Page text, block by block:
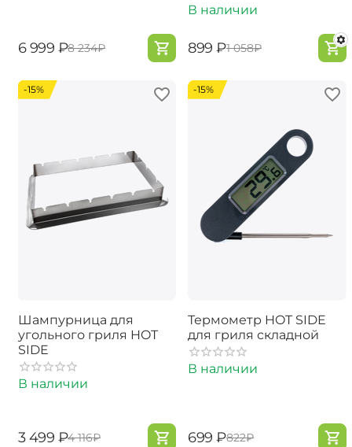
‍6 999‍ ₽‍8 234‍₽
В наличии
‍899‍ ₽‍1 058‍₽
-15%
Шампурница для
угольного гриля HOT
SIDE
В наличии
‍3 499‍ ₽‍4 116‍₽
-15%
Термометр HOT SIDE
для гриля складной
В наличии
‍699‍ ₽‍822‍₽